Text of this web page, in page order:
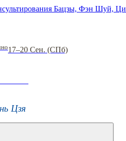
Бацзы, Фэн Шуй,
17–20 Сен. (СПб)
Цзя